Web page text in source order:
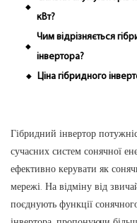
◆
кВт?
◆
Чим відрізняється
інвертора?
◆ Ціна гібридного
Гібридний інвертор
сучасних систем сонячної
ефективно керувати як
мережі. На відміну від
поєднують функції